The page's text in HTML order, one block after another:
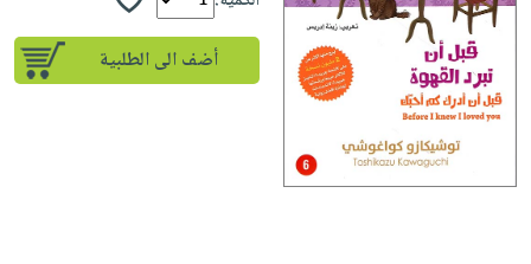
إختياراتنا
كتب
أكاديمية
صندوق
القراءة
iKitab
بلا
حدود
أسئلة
أسئلة
يتكرر
طرحها
تحميل
masmu3
على
المواضيع
الأكثر
مبيعاً
إختياراتنا
تعليمية
الصحة
والعناية
الشخصية
جديد
أضف الى الطلبية